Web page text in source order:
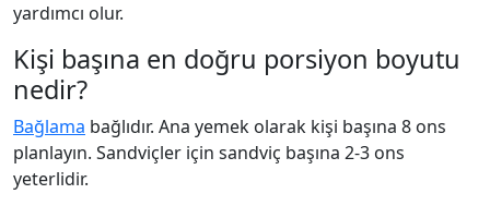
yardımcı olur.
Kişi başına en doğru porsiyon boyutu
nedir?
Bağlama bağlıdır. Ana yemek olarak kişi başına 8 ons
planlayın. Sandviçler için sandviç başına 2-3 ons
yeterlidir.